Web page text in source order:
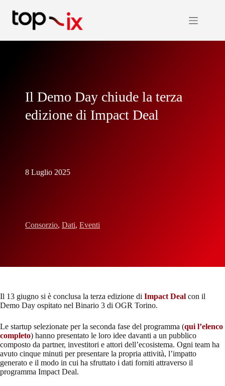
contenuto
Il Demo Day chiude la terza
edizione di Impact Deal
8 Luglio 2025
Consorzio, Dati, Eventi
Il 13 giugno si è conclusa la terza edizione di Impact Deal con il
Demo Day ospitato nel Binario 3 di OGR Torino.
Le startup selezionate per la seconda fase del programma (qui l’elenco
completo) hanno presentato le loro idee davanti a un pubblico
composto da partner, investitori e attori dell’ecosistema. Ogni team ha
avuto cinque minuti per presentare la propria attività, l’impatto
generato e il modo in cui ha sfruttato i dati forniti attraverso il
programma Impact Deal.